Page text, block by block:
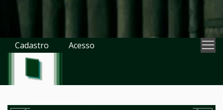
Cadastro Acesso